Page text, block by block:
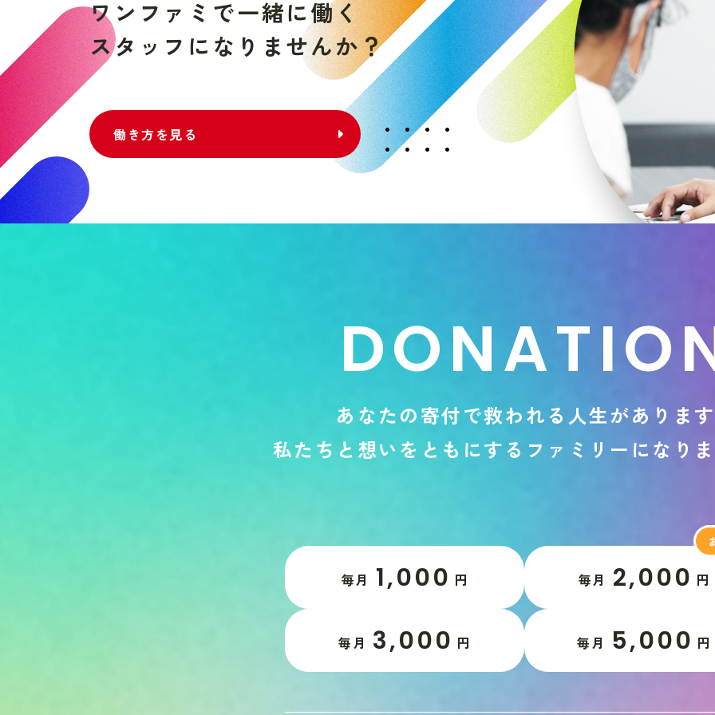
ワ ン フ ァ ミ で一緒に働く
スタ ッ フ に な り ませんか？
働き方を見る
DONATIO
あ なたの寄付で救われる 人生があ り ま す
私た ち と 想いを と も にする フ ァ ミ リ ー に な り ま
毎月 1,000 円 毎月 2,000 円
毎月 3,000 円 毎月 5,000 円